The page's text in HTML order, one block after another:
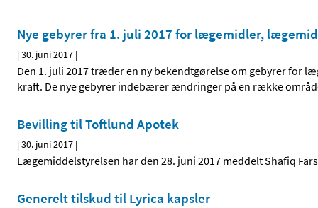
Nye gebyrer fra 1. juli 2017 for lægemidler,
|30. juni 2017 |
Den 1. juli 2017 træder en ny bekendtgørelse om gebyrer for
kraft. De nye gebyrer indebærer ændringer på en række
Bevilling til Toftlund Apotek
|30. juni 2017 |
Lægemiddelstyrelsen har den 28. juni 2017 meddelt Shafiq
Generelt tilskud til Lyrica kapsler